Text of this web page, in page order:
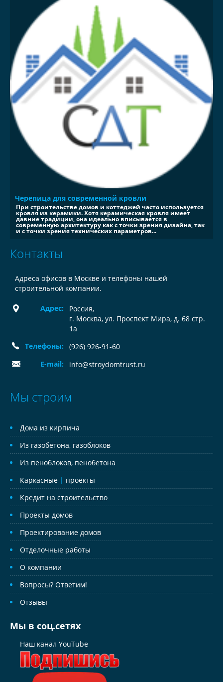
Черепица для современной кровли
При строительстве домов и коттеджей часто используется
кровля из керамики. Хотя керамическая кровля имеет
давние традиции, она идеально вписывается в
современную архитектуру как с точки зрения дизайна, так
и с точки зрения технических параметров...
Контакты
Адреса офисов в Москве и телефоны нашей
строительной компании.
Адрес: Россия,
г. Москва, ул. Проспект Мира, д. 68 стр.
1а
Телефоны:
(926) 926-91-60
E-mail:
info@stroydomtrust.ru
Мы строим
Дома из кирпича
Из газобетона, газоблоков
Из пеноблоков, пенобетона
Каркасные | проекты
Кредит на строительство
Проекты домов
Проектирование домов
Отделочные работы
О компании
Вопросы? Ответим!
Отзывы
Мы в соц.сетях
Наш канал YouTube